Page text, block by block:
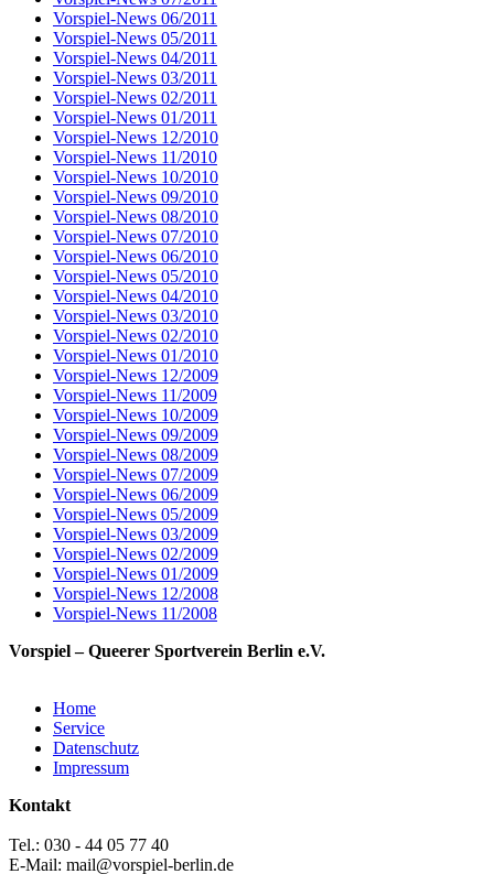
Vorspiel-News 06/2011
Vorspiel-News 05/2011
Vorspiel-News 04/2011
Vorspiel-News 03/2011
Vorspiel-News 02/2011
Vorspiel-News 01/2011
Vorspiel-News 12/2010
Vorspiel-News 11/2010
Vorspiel-News 10/2010
Vorspiel-News 09/2010
Vorspiel-News 08/2010
Vorspiel-News 07/2010
Vorspiel-News 06/2010
Vorspiel-News 05/2010
Vorspiel-News 04/2010
Vorspiel-News 03/2010
Vorspiel-News 02/2010
Vorspiel-News 01/2010
Vorspiel-News 12/2009
Vorspiel-News 11/2009
Vorspiel-News 10/2009
Vorspiel-News 09/2009
Vorspiel-News 08/2009
Vorspiel-News 07/2009
Vorspiel-News 06/2009
Vorspiel-News 05/2009
Vorspiel-News 03/2009
Vorspiel-News 02/2009
Vorspiel-News 01/2009
Vorspiel-News 12/2008
Vorspiel-News 11/2008
Vorspiel – Queerer Sportverein Berlin e.V.
Home
Service
Datenschutz
Impressum
Kontakt
Tel.: 030 - 44 05 77 40
E-Mail: mail@vorspiel-berlin.de